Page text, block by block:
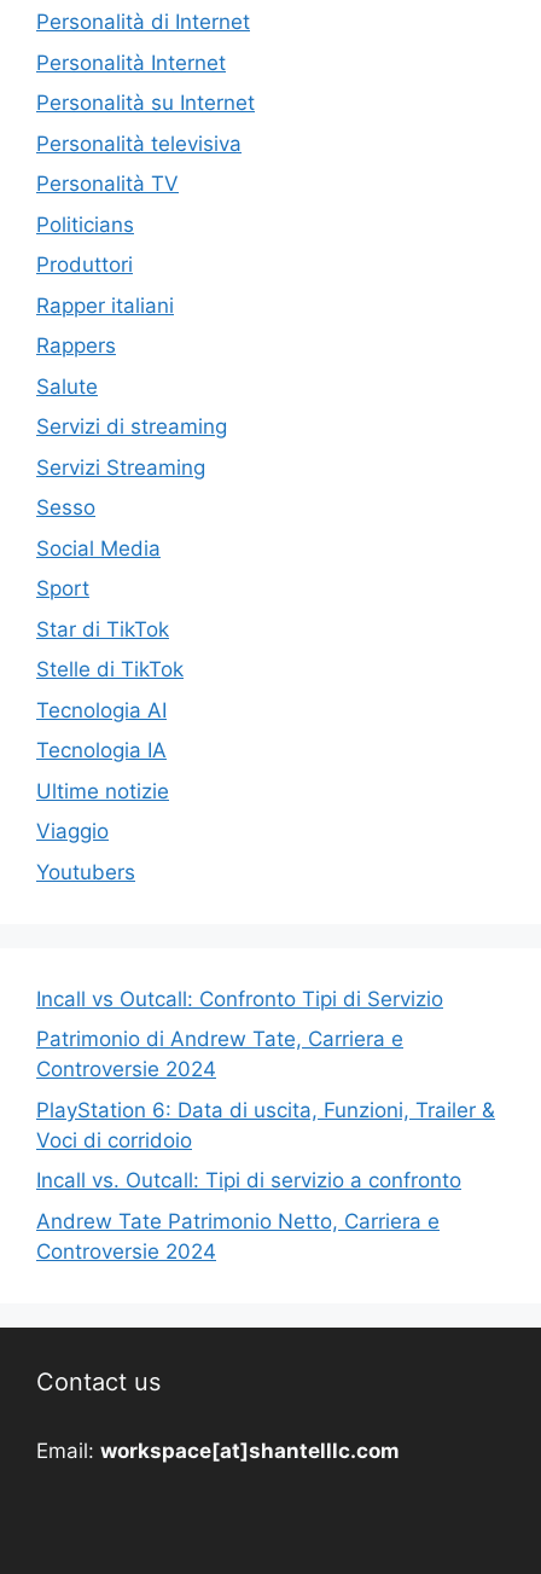
Personalità di Internet
Personalità Internet
Personalità su Internet
Personalità televisiva
Personalità TV
Politicians
Produttori
Rapper italiani
Rappers
Salute
Servizi di streaming
Servizi Streaming
Sesso
Social Media
Sport
Star di TikTok
Stelle di TikTok
Tecnologia AI
Tecnologia IA
Ultime notizie
Viaggio
Youtubers
Incall vs Outcall: Confronto Tipi di Servizio
Patrimonio di Andrew Tate, Carriera e
Controversie 2024
PlayStation 6: Data di uscita, Funzioni, Trailer &
Voci di corridoio
Incall vs. Outcall: Tipi di servizio a confronto
Andrew Tate Patrimonio Netto, Carriera e
Controversie 2024
Contact us
Email: workspace[at]shantelllc.com